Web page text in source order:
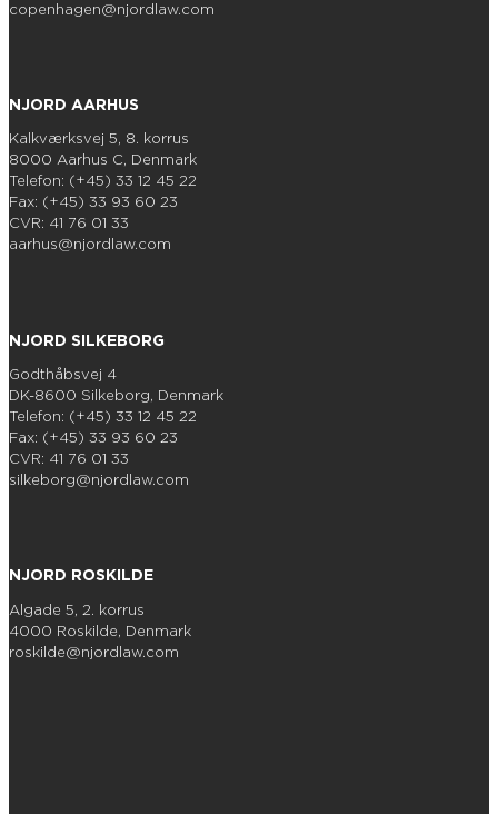
copenhagen@njordlaw.com
NJORD AARHUS
Kalkværksvej 5, 8. korrus
8000 Aarhus C, Denmark
Telefon: (+45) 33 12 45 22
Fax: (+45) 33 93 60 23
CVR: 41 76 01 33
aarhus@njordlaw.com
NJORD SILKEBORG
Godthåbsvej 4
DK-8600 Silkeborg, Denmark
Telefon: (+45) 33 12 45 22
Fax: (+45) 33 93 60 23
CVR: 41 76 01 33
silkeborg@njordlaw.com
NJORD ROSKILDE
Algade 5, 2. korrus
4000 Roskilde, Denmark
roskilde@njordlaw.com